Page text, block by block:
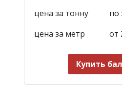
цена за тонну
по
цена за метр
от
Купить